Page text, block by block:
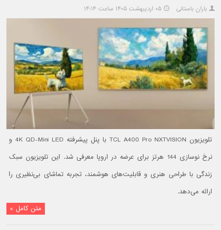
باران باستانی ۰۵ اردیبهشت ۱۴۰۵ ساعت ۱۴:۱۴
تلویزیون TCL A400 Pro NXTVISION با پنل پیشرفته 4K QD-Mini LED و
نرخ نوسازی 144 هرتز برای عرضه در اروپا معرفی شد. این تلویزیون سبک
زندگی با طراحی هنری و قابلیت‌های هوشمند، تجربه تماشای بی‌نظیری را
ارائه می‌دهد.
متن کامل »